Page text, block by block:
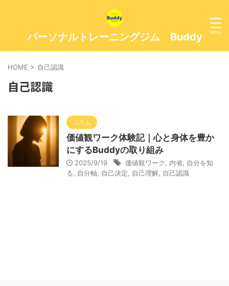
パーソナルトレーニングジム Buddy
HOME > 自己認識
自己認識
コラム
価値観ワーク体験記｜心と身体を豊か
にするBuddyの取り組み
2025/9/19 価値観ワーク 内省 自分を知
る
自分軸 自己決定 自己理解 自己認識